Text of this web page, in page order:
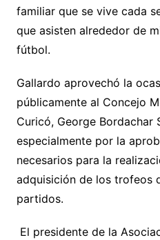
familiar que se vive cada
que asisten alrededor de
fútbol.
Gallardo aprovechó la
públicamente al Concejo
Curicó, George
especialmente por la
necesarios para la
adquisición de los trofeos
partidos.
El presidente de la